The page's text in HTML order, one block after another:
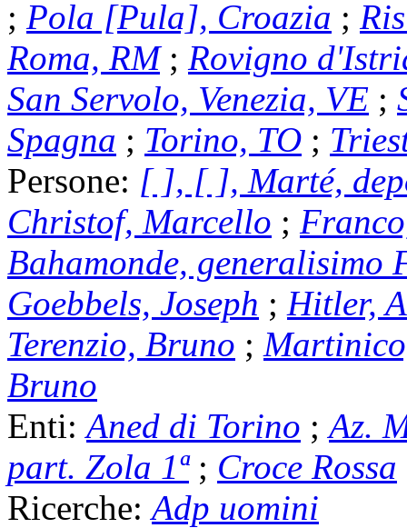
; Pola [Pula], Croazia ;
Roma, RM; Rovigno
San Servolo, Venezia, VE ;
Spagna ; Torino, TO ;
Persone: [ ], [ ], Marté,
Christof, Marcello ;
Bahamonde,
Goebbels, Joseph ; Hitler,
Terenzio, Bruno ;
Bruno
Enti: Aned di Torino ; Az.
part. Zola 1ª; Croce Rossa
Ricerche: Adp uomini